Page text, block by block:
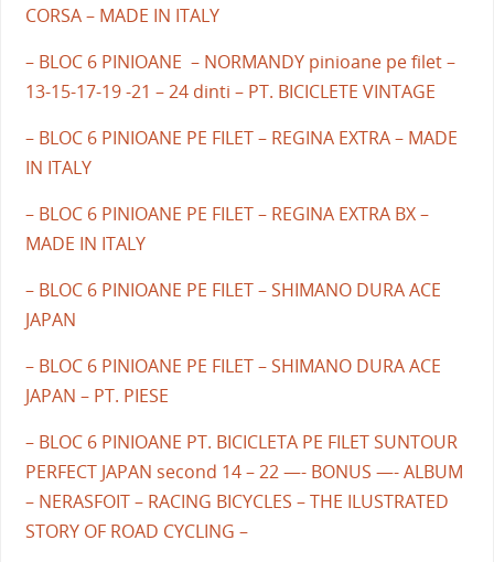
CORSA – MADE IN ITALY
– BLOC 6 PINIOANE – NORMANDY pinioane pe filet –
13-15-17-19 -21 – 24 dinti – PT. BICICLETE VINTAGE
– BLOC 6 PINIOANE PE FILET – REGINA EXTRA – MADE
IN ITALY
– BLOC 6 PINIOANE PE FILET – REGINA EXTRA BX –
MADE IN ITALY
– BLOC 6 PINIOANE PE FILET – SHIMANO DURA ACE
JAPAN
– BLOC 6 PINIOANE PE FILET – SHIMANO DURA ACE
JAPAN – PT. PIESE
– BLOC 6 PINIOANE PT. BICICLETA PE FILET SUNTOUR
PERFECT JAPAN second 14 – 22 —- BONUS —- ALBUM
– NERASFOIT – RACING BICYCLES – THE ILUSTRATED
STORY OF ROAD CYCLING –